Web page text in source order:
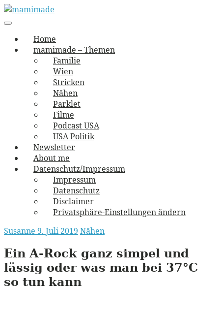
Skip
to
mamimade
vernäht und zugetextet
navigation
Menu
Home
mamimade – Themen
Familie
Wien
Stricken
Nähen
Parklet
Filme
Podcast USA
USA Politik
Newsletter
About me
Datenschutz/Impressum
Impressum
Datenschutz
Disclaimer
Privatsphäre-Einstellungen ändern
Susanne 9. Juli 2019 Nähen
Ein A-Rock ganz simpel und
lässig oder was man bei 37°C
so tun kann